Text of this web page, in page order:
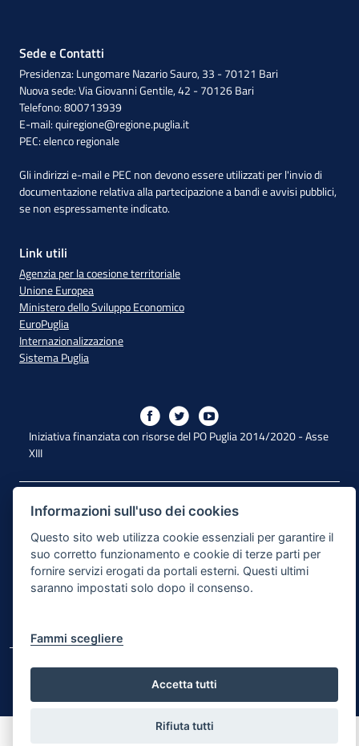
Sede e Contatti
Presidenza: Lungomare Nazario Sauro, 33 - 70121 Bari
Nuova sede: Via Giovanni Gentile, 42 - 70126 Bari
Telefono: 800713939
E-mail:quiregione@regione.puglia.it
PEC:elenco regionale
Gli indirizzi e-mail e PEC non devono essere utilizzati per l'invio di
documentazione relativa alla partecipazione a bandi e avvisi pubblici,
se non espressamente indicato.
Link utili
Agenzia per la coesione territoriale
Unione Europea
Ministero dello Sviluppo Economico
EuroPuglia
Internazionalizzazione
Sistema Puglia
Iniziativa finanziata con risorse del PO Puglia 2014/2020 - Asse
XIII
Dichiarazione di Accessibilità
Note Legali
Cookie e Privacy
Responsabile di pubblicazione
Informazioni sull'uso dei cookies
Questo sito web utilizza cookie essenziali per garantire il
suo corretto funzionamento e cookie di terze parti per
fornire servizi erogati da portali esterni. Questi ultimi
saranno impostati solo dopo il consenso.
Fammi scegliere
Accetta tutti
Rifiuta tutti